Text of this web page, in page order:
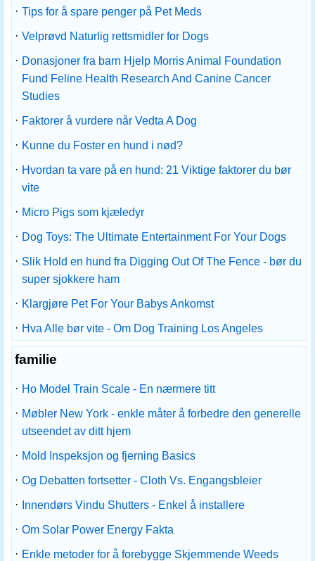
· Tips for å spare penger på Pet Meds
· Velprøvd Naturlig rettsmidler for Dogs
· Donasjoner fra barn Hjelp Morris Animal Foundation
Fund Feline Health Research And Canine Cancer
Studies
· Faktorer å vurdere når Vedta A Dog
· Kunne du Foster en hund i nød?
· Hvordan ta vare på en hund: 21 Viktige faktorer du bør
vite
· Micro Pigs som kjæledyr
· Dog Toys: The Ultimate Entertainment For Your Dogs
· Slik Hold en hund fra Digging Out ​​Of The Fence - bør du
super sjokkere ham
· Klargjøre Pet For Your Babys Ankomst
· Hva Alle bør vite - Om Dog Training Los Angeles
familie
· Ho Model Train Scale - En nærmere titt
· Møbler New York - enkle måter å forbedre den generelle
utseendet av ditt hjem
· Mold Inspeksjon og fjerning Basics
· Og Debatten fortsetter - Cloth Vs. Engangsbleier
·
Innendørs Vindu Shutters - Enkel å installere
· Om Solar Power Energy Fakta
· Enkle metoder for å forebygge Skjemmende Weeds